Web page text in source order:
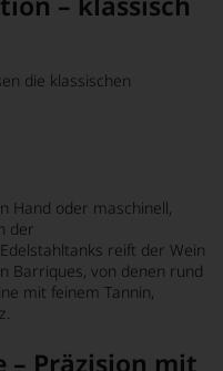
die klassischen
Hand oder maschinell,
der
reift der Wein
Barriques, von denen rund
mit feinem Tannin,
– Präzision mit